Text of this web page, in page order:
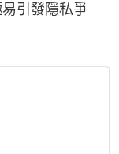
引發隱私爭